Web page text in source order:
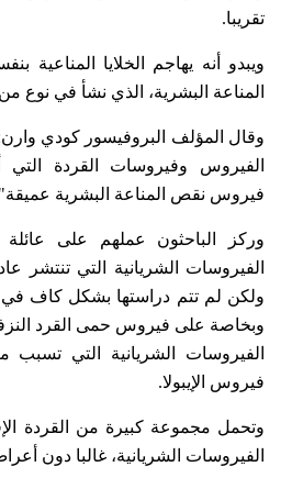
تقريبا.
ويبدو أنه يهاجم الخلايا
المناعة البشرية، الذي نشأ في نوع
وقال المؤلف البروفيسور كودي
الفيروس وفيروسات القردة التي
فيروس نقص المناعة البشرية
وركز الباحثون عملهم على
الفيروسات الشريانية التي تنتشر
ولكن لم تتم دراستها بشكل كاف في
الفيروسات الشريانية التي
فيروس الإيبولا.
وتحمل مجموعة كبيرة من القردة
الفيروسات الشريانية، غالبا دون